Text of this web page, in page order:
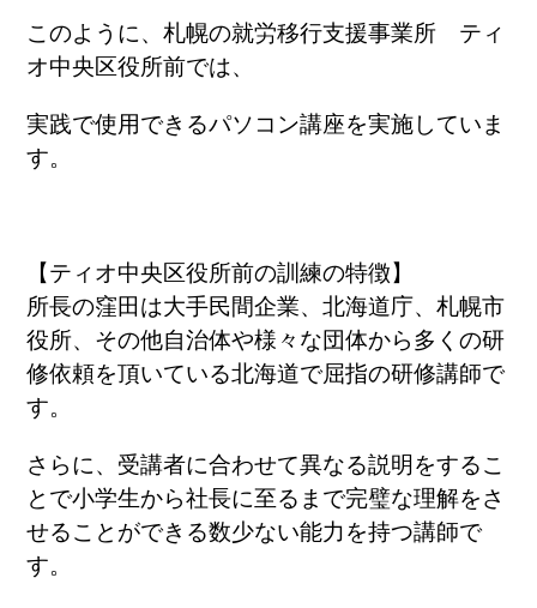
このように、札幌の就労移行支援事業所 ティ
オ中央区役所前では、
実践で使用できるパソコン講座を実施していま
す。
【ティオ中央区役所前の訓練の特徴】
所長の窪田は大手民間企業、北海道庁、札幌市
役所、その他自治体や様々な団体から多くの研
修依頼を頂いている北海道で屈指の研修講師で
す。
さらに、受講者に合わせて異なる説明をするこ
とで小学生から社長に至るまで完璧な理解をさ
せることができる数少ない能力を持つ講師で
す。